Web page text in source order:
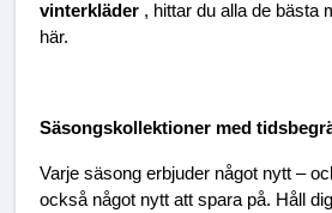
vinterkläder , hittar du alla de bästa
här.
Säsongskollektioner med
Varje säsong erbjuder något nytt –
också något nytt att spara på. Håll